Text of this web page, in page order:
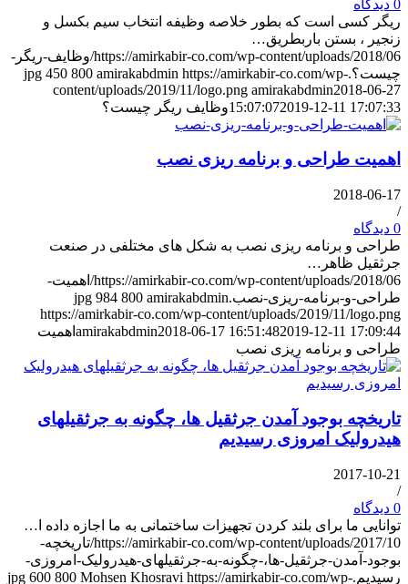
0 دیدگاه
ریگر کسی است که بطور خلاصه وظیفه انتخاب سیم بکسل و
زنجیر ، بستن باربطریق…
https://amirkabir-co.com/wp-content/uploads/2018/06/وظایف-ریگر-
چیست؟.jpg
450 800 amirakabdmin https://amirkabir-co.com/wp-
content/uploads/2019/11/logo.png amirakabdmin2018-06-27
15:07:072019-12-11 17:07:33 وظایف ریگر چیست؟
اهمیت طراحی و برنامه ریزی نصب
2018-06-17
/
0 دیدگاه
طراحی و برنامه ریزی نصب به شکل های مختلفی در صنعت
جرثقیل ظاهر…
https://amirkabir-co.com/wp-content/uploads/2018/06/اهمیت-
طراحی-و-برنامه-ریزی-نصب.jpg
984 800 amirakabdmin
https://amirkabir-co.com/wp-content/uploads/2019/11/logo.png
amirakabdmin2018-06-17 16:51:482019-12-11 17:09:44
اهمیت
طراحی و برنامه ریزی نصب
تاریخچه بوجود آمدن جرثقیل ها، چگونه به جرثقیلهای
هیدرولیک امروزی رسیدیم
2017-10-21
/
0 دیدگاه
توانایی ما برای بلند کردن تجهیزات ساختمانی به ما اجازه داده ا…
https://amirkabir-co.com/wp-content/uploads/2017/10/تاریخچه-
بوجود-آمدن-جرثقیل-ها،-چگونه-به-جرثقیلهای-هیدرولیک-امروزی-
رسیدیم.jpg
600 800 Mohsen Khosravi https://amirkabir-co.com/wp-